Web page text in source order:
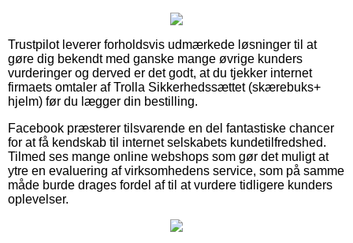
Trustpilot leverer forholdsvis udmærkede løsninger til at
gøre dig bekendt med ganske mange øvrige kunders
vurderinger og derved er det godt, at du tjekker internet
firmaets omtaler af Trolla Sikkerhedssættet (skærebuks+
hjelm) før du lægger din bestilling.
Facebook præsterer tilsvarende en del fantastiske chancer
for at få kendskab til internet selskabets kundetilfredshed.
Tilmed ses mange online webshops som gør det muligt at
ytre en evaluering af virksomhedens service, som på samme
måde burde drages fordel af til at vurdere tidligere kunders
oplevelser.